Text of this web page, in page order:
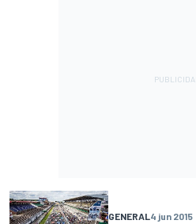
GENERAL 4 jun 2015